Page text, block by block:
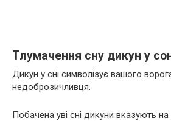
Тлумачення сну дикун у
Дикун у сні символізує вашого
недоброзичливця.
Побачена уві сні дикуни вказують